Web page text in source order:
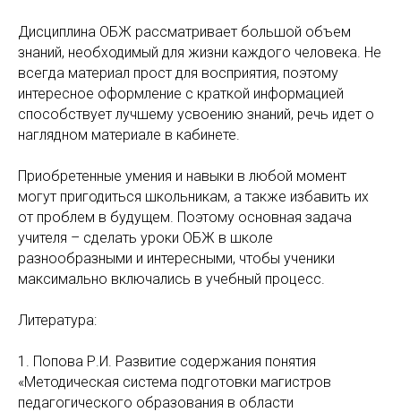
Дисциплина ОБЖ рассматривает большой объем
знаний, необходимый для жизни каждого человека. Не
всегда материал прост для восприятия, поэтому
интересное оформление с краткой информацией
способствует лучшему усвоению знаний, речь идет о
наглядном материале в кабинете.
Приобретенные умения и навыки в любой момент
могут пригодиться школьникам, а также избавить их
от проблем в будущем. Поэтому основная задача
учителя – сделать уроки ОБЖ в школе
разнообразными и интересными, чтобы ученики
максимально включались в учебный процесс.
Литература:
1. Попова Р.И. Развитие содержания понятия
«Методическая система подготовки магистров
педагогического образования в области